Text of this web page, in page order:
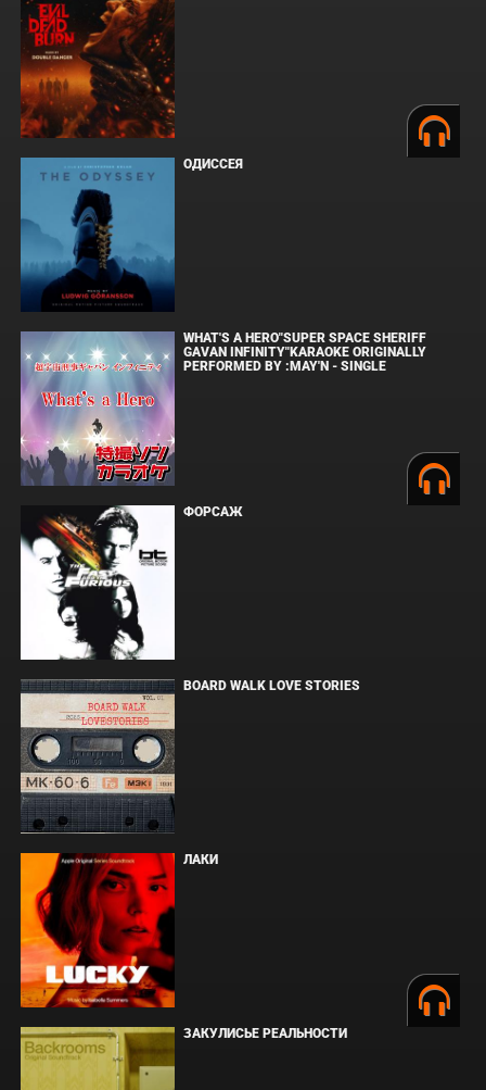
ОДИССЕЯ
WHAT'S A HERO"SUPER SPACE SHERIFF
GAVAN INFINITY"KARAOKE ORIGINALLY
PERFORMED BY :MAY'N - SINGLE
ФОРСАЖ
BOARD WALK LOVE STORIES
ЛАКИ
ЗАКУЛИСЬЕ РЕАЛЬНОСТИ